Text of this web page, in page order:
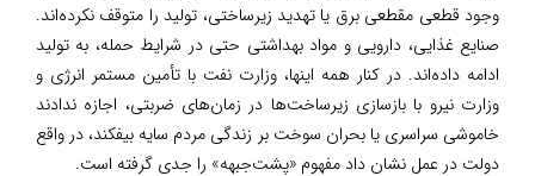
وجود قطعی مقطعی برق یا تهدید زیرساختی، تولید را متوقف نکرده‌اند.
صنایع غذایی، دارویی و مواد بهداشتی حتی در شرایط حمله، به تولید
ادامه داده‌اند. در کنار همه اینها، وزارت نفت با تأمین مستمر انرژی و
وزارت نیرو با بازسازی زیرساخت‌ها در زمان‌های ضربتی، اجازه ندادند
خاموشی سراسری یا بحران سوخت بر زندگی مردم سایه بیفکند، در واقع
دولت در عمل نشان داد مفهوم «پشت‌جبهه» را جدی گرفته است.